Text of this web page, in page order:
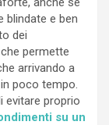
blindate e ben
dei
permette
arrivando a
poco tempo.
evitare proprio
su un